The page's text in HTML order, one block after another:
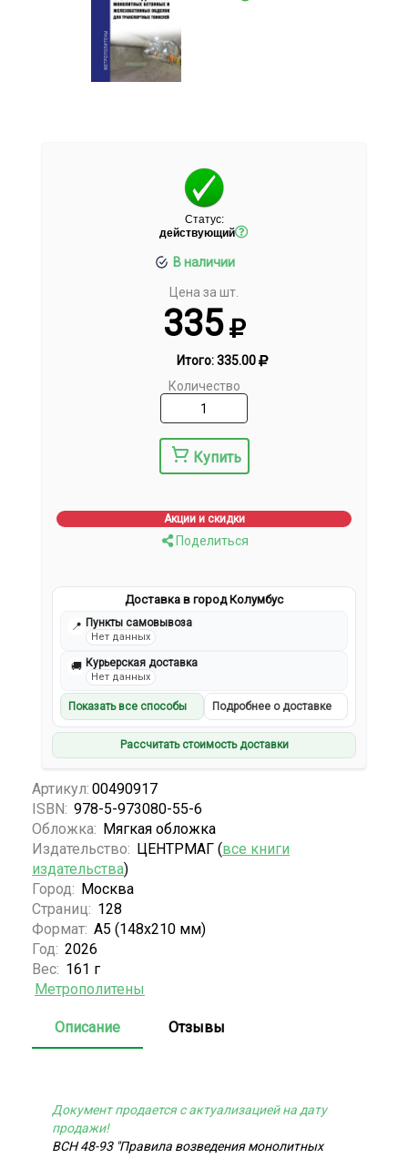
Статус:
действующий
В наличии
Цена за шт.
335
Итого:335.00
Количество
Купить
Акции и скидки
Поделиться
Доставка в город Колумбус
📍 Пункты самовывоза
Нет данных
🚚 Курьерская доставка
Нет данных
Показать все способы Подробнее о доставке
Рассчитать стоимость доставки
Артикул: 00490917
ISBN: 978-5-973080-55-6
Обложка: Мягкая обложка
Издательство: ЦЕНТРМАГ (все книги
издательства)
Город: Москва
Страниц: 128
Формат: А5 (148x210 мм)
Год: 2026
Вес: 161 г
Метрополитены
Описание Отзывы
Документ продается с актуализацией на дату
продажи!
ВСН 48-93 "Правила возведения монолитных